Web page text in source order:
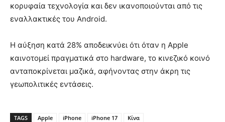
κορυφαία τεχνολογία και δεν ικανοποιούνται από τις
εναλλακτικές του Android.
Η αύξηση κατά 28% αποδεικνύει ότι όταν η Apple
καινοτομεί πραγματικά στο hardware, το κινεζικό κοινό
ανταποκρίνεται μαζικά, αφήνοντας στην άκρη τις
γεωπολιτικές εντάσεις.
TAGS Apple iPhone iPhone 17 Κίνα